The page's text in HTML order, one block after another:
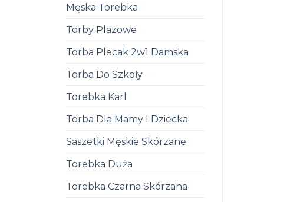
Męska Torebka
Torby Plazowe
Torba Plecak 2w1 Damska
Torba Do Szkoły
Torebka Karl
Torba Dla Mamy I Dziecka
Saszetki Męskie Skórzane
Torebka Duża
Torebka Czarna Skórzana